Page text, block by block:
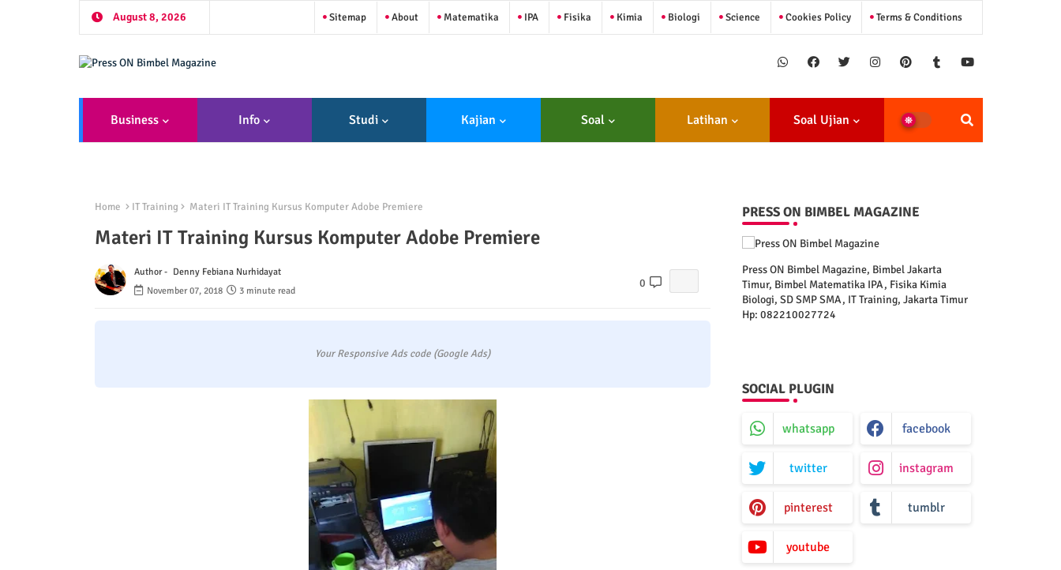
August 8, 2026 Sitemap About Matematika IPA Fisika Kimia Biologi Science Cookies Policy Terms & Conditions
Business Info Studi Kajian Soal Latihan Soal Ujian
Home IT Training Materi IT Training Kursus Komputer Adobe Premiere
Materi IT Training Kursus Komputer Adobe Premiere
Author - Denny Febiana Nurhidayat
November 07, 2018
3 minute read
0
Your Responsive Ads code (Google Ads)
PRESS ON BIMBEL MAGAZINE
Press ON Bimbel Magazine, Bimbel Jakarta
Timur, Bimbel Matematika IPA, Fisika Kimia
Biologi, SD SMP SMA, IT Training, Jakarta Timur
Hp: 082210027724
SOCIAL PLUGIN
whatsapp facebook
twitter instagram
pinterest tumblr
youtube